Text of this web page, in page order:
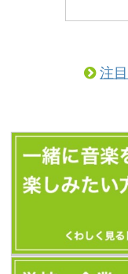
しび」の
すくお届
からぜひ
（以前と
べて、歌
ムページ
ムページ
設置しま
注